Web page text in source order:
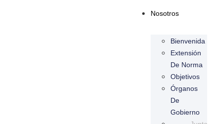
Nosotros
Bienvenida
Extensión
De Norma
Objetivos
Órganos
De
Gobierno